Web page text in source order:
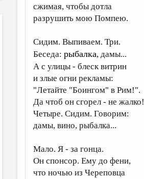
сжимая, чтобы дотла
разрушить мою Помпею.
Сидим. Выпиваем. Три.
Беседа: рыбалка, дамы...
А с улицы - блеск витрин
и злые огни рекламы:
"Летайте "Боингом" в Рим!".
Да чтоб он сгорел - не жалко!
Четыре. Сидим. Говорим:
дамы, вино, рыбалка...
Мало. Я - за гонца.
Он спонсор. Ему до фени,
что ночью из Череповца